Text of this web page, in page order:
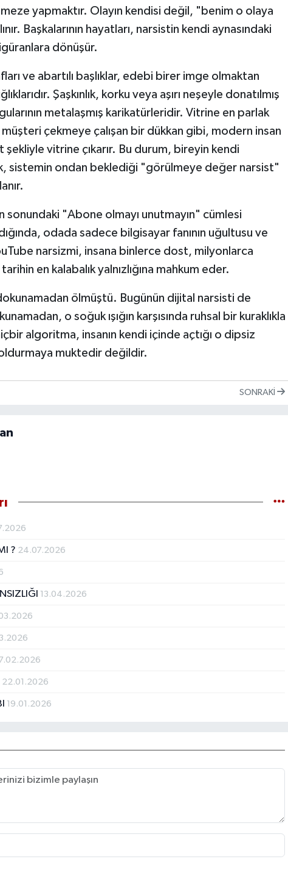
yapmaktır. Olayın kendisi değil, "benim o olaya
Başkalarının hayatları, narsistin kendi aynasındaki
dönüşür.
ve abartılı başlıklar, edebi birer imge olmaktan
Şaşkınlık, korku veya aşırı neşeyle donatılmış
metalaşmış karikatürleridir. Vitrine en parlak
çekmeye çalışan bir dükkan gibi, modern insan
şekliyle vitrine çıkarır. Bu durum, bireyin kendi
sistemin ondan beklediği "görülmeye değer narsist"
sonundaki "Abone olmayı unutmayın" cümlesi
odada sadece bilgisayar fanının uğultusu ve
narsizmi, insana binlerce dost, milyonlarca
en kalabalık yalnızlığına mahkum eder.
ölmüştü. Bugünün dijital narsisti de
o soğuk ışığın karşısında ruhsal bir kuraklıkla
algoritma, insanın kendi içinde açtığı o dipsiz
muktedir değildir.
SONRAKI
? 24.07.2026
13.04.2026
22.01.2026
19.01.2026